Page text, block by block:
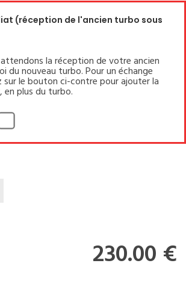
(réception de l'ancien turbo sous
la réception de votre ancien
du nouveau turbo. Pour un échange
sur le bouton ci-contre pour ajouter la
en plus du turbo.
230.00 €